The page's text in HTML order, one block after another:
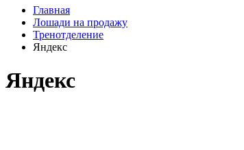
Главная
Лошади на продажу
Тренотделение
Яндекс
Яндекс